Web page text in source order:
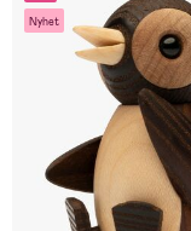
Nyhet